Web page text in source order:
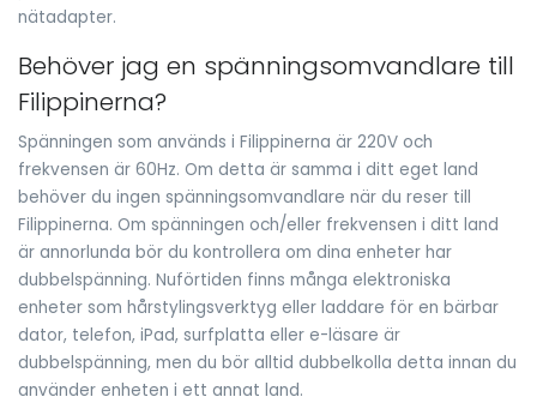
nätadapter.
Behöver jag en spänningsomvandlare till
Filippinerna?
Spänningen som används i Filippinerna är 220V och
frekvensen är 60Hz. Om detta är samma i ditt eget land
behöver du ingen spänningsomvandlare när du reser till
Filippinerna. Om spänningen och/eller frekvensen i ditt land
är annorlunda bör du kontrollera om dina enheter har
dubbelspänning. Nuförtiden finns många elektroniska
enheter som hårstylingsverktyg eller laddare för en bärbar
dator, telefon, iPad, surfplatta eller e-läsare är
dubbelspänning, men du bör alltid dubbelkolla detta innan du
använder enheten i ett annat land.